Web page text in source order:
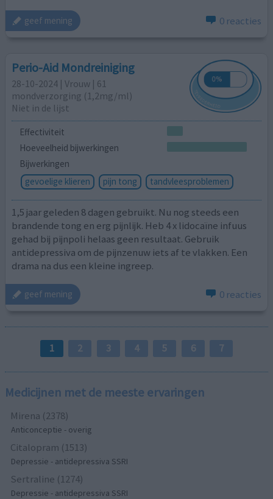
geef mening 0 reacties
Perio-Aid Mondreiniging
28-10-2024 | Vrouw | 61
mondverzorging (1,2mg/ml)
Niet in de lijst
Effectiviteit
Hoeveelheid bijwerkingen
Bijwerkingen
gevoelige klieren
pijn tong tandvleesproblemen
1,5 jaar geleden 8 dagen gebruikt. Nu nog steeds een
brandende tong en erg pijnlijk. Heb 4 x lidocaïne infuus
gehad bij pijnpoli helaas geen resultaat. Gebruik
antidepressiva om de pijnzenuw iets af te vlakken. Een
drama na dus een kleine ingreep.
geef mening 0 reacties
1 2 3 4 5 6 7
Medicijnen met de meeste ervaringen
Mirena (2378)
Anticonceptie - overig
Citalopram (1513)
Depressie - antidepressiva SSRI
Sertraline (1274)
Depressie - antidepressiva SSRI